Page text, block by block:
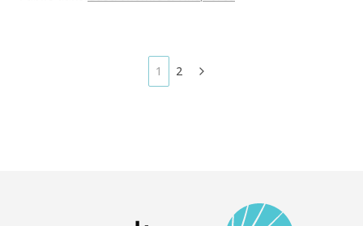
», qui offrent chacun des saveurs et des arômes
1 2